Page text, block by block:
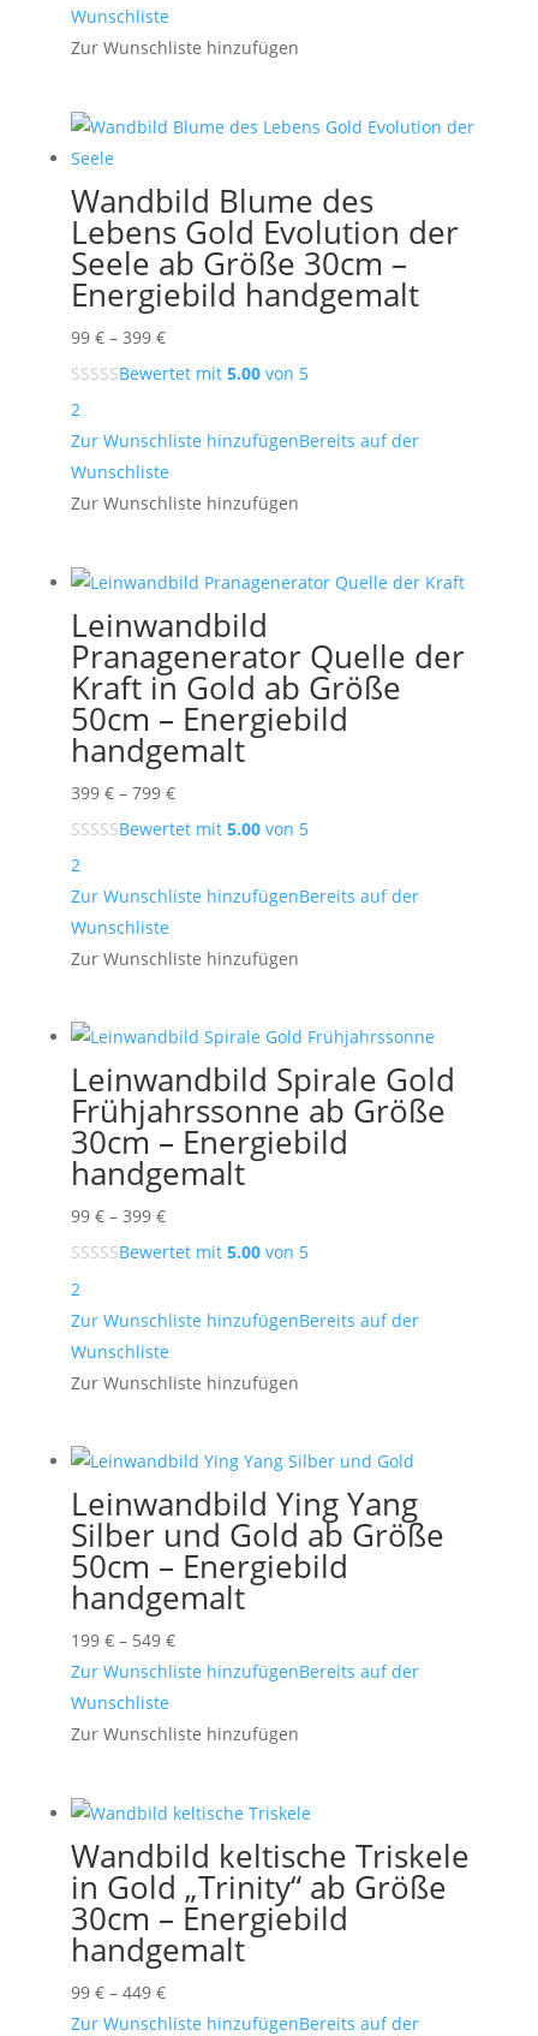
Wunschliste
Zur Wunschliste hinzufügen
Wandbild Blume des
Lebens Gold Evolution der
Seele ab Größe 30cm –
Energiebild handgemalt
99 € – 399 €Preisspanne:
99 €
399 €
Bewertet mit 5.00von 5
2
Zur Wunschliste hinzufügenBereits auf der
Wunschliste
Zur Wunschliste hinzufügen
Leinwandbild
Pranagenerator Quelle der
Kraft in Gold ab Größe
50cm – Energiebild
handgemalt
399 € – 799 €Preisspanne:
399 €
799 €
Bewertet mit 5.00von 5
2
Zur Wunschliste hinzufügenBereits auf der
Wunschliste
Zur Wunschliste hinzufügen
Leinwandbild Spirale Gold
Frühjahrssonne ab Größe
30cm – Energiebild
handgemalt
99 € – 399 €Preisspanne:
99 €
399 €
Bewertet mit 5.00von 5
2
Zur Wunschliste hinzufügenBereits auf der
Wunschliste
Zur Wunschliste hinzufügen
Leinwandbild Ying Yang
Silber und Gold ab Größe
50cm – Energiebild
handgemalt
199 € – 549 €Preisspanne:
199 €
549 €
Zur Wunschliste hinzufügenBereits auf der
Wunschliste
Zur Wunschliste hinzufügen
Wandbild keltische Triskele
in Gold „Trinity“ ab Größe
30cm – Energiebild
handgemalt
99 € – 449 €Preisspanne:
99 €
Zur Wunschliste hinzufügenBereits auf der